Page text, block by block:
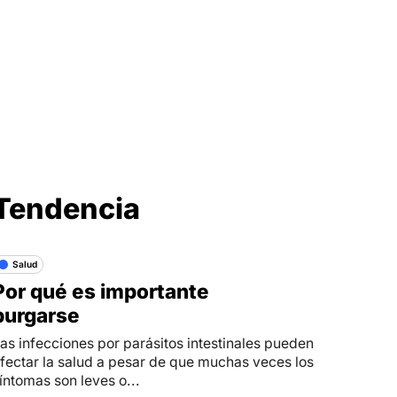
Salud
qué es importante
infecciones por parásitos intestinales pueden
la salud a pesar de que muchas veces los
son leves o...